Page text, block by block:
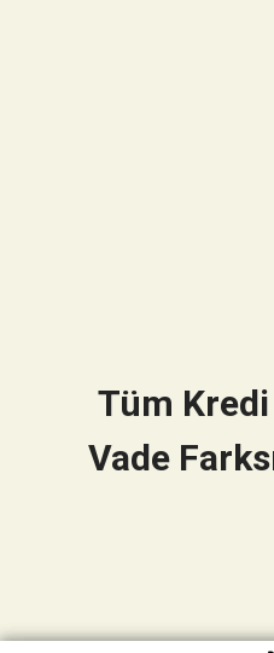
Tüm
Vade